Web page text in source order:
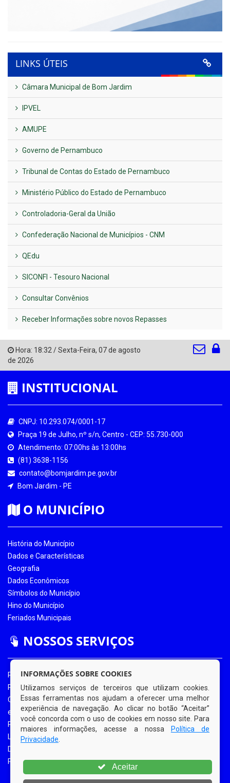
LINKS ÚTEIS
Câmara Municipal de Bom Jardim
IPVEL
AMUPE
Governo de Pernambuco
Tribunal de Contas do Estado de Pernambuco
Ministério Público do Estado de Pernambuco
Controladoria-Geral da União
Confederação Nacional de Municípios - CNM
QEdu
SICONFI - Tesouro Nacional
Consultar Convênios
Receber Informações sobre novos Repasses
Hora: 18:32/Sexta-Feira, 07 de agosto
de 2026
INSTITUCIONAL
CNPJ: 10.293.074/0001-17
Praça 19 de Julho, nº s/n, Centro - CEP: 55.730-000
Atendimento: 07:00hs às 13:00hs
(81) 3638-1156
contato@bomjardim.pe.gov.br
Bom Jardim - PE
O MUNICÍPIO
História do Município
Dados e Características
Geografia
Dados Econômicos
Símbolos do Município
Hino do Município
Feriados Municipais
NOSSOS SERVIÇOS
Portal da Transparência
Portal da Transparência COVID-19
Ouvidoria Eletrônica
e-SIC
Processos de Licitação
Licitações em Andamento
Diário Oficial
Portal do Contribuinte
INFORMAÇÕES SOBRE COOKIES
Utilizamos serviços de terceiros que utilizam cookies.
Essas ferramentas nos ajudam a oferecer uma melhor
experiência de navegação. Ao clicar no botão “Aceitar”
você concorda com o uso de cookies em nosso site. Para
maiores informações, acesse a nossa
Política de
Privacidade
Aceitar